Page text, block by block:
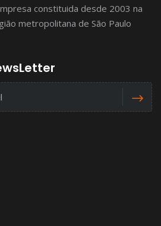
constituida desde 2003 na
metropolitana de São Paulo